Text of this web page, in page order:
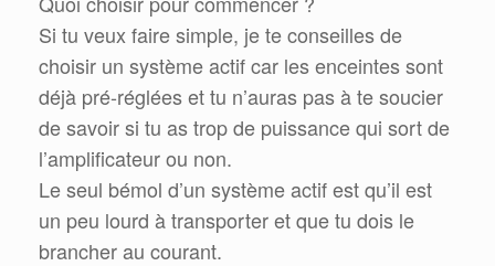
Si tu veux faire simple, je te conseilles de
choisir un système actif car les enceintes sont
déjà pré-réglées et tu n’auras pas à te soucier
de savoir si tu as trop de puissance qui sort de
l’amplificateur ou non.
Le seul bémol d’un système actif est qu’il est
un peu lourd à transporter et que tu dois le
brancher au courant.